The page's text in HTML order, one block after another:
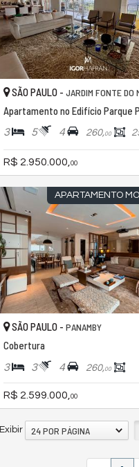
SÃO PAULO - JARDIM FONTE DO
3 5 4 260,00
R$ 2.950.000,00
APARTAMENTO
SÃO PAULO - PANAMBY
Cobertura
3 3 4 260,00
R$ 2.599.000,00
Exibir 24 POR PÁGINA